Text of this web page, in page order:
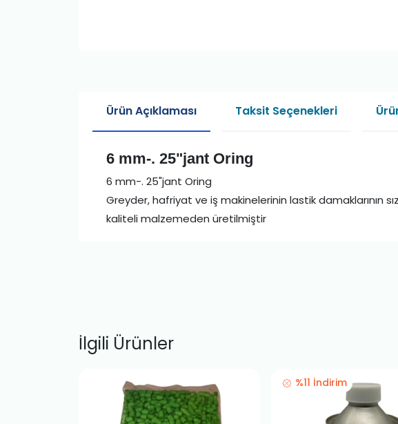
Ürün Açıklaması Taksit Seçenekleri
6 mm-. 25"jant Oring
6 mm-. 25"jant Oring
Greyder, hafriyat ve iş makinelerinin lastik damaklarının
kaliteli malzemeden üretilmiştir
İlgili Ürünler
%11 İndirim